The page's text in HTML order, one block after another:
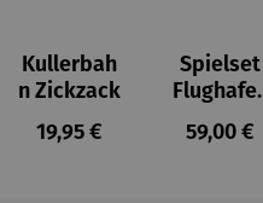
Kullerbah
n Zickzack
Regulärer Preis:
19,95 €
Spielset
gokiAir
59,00 €